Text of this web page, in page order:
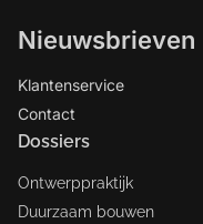
Nieuwsbrieven
Klantenservice
Contact
Dossiers
Ontwerppraktijk
Duurzaam bouwen